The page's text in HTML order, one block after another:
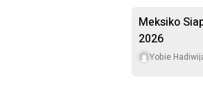
Meksiko
2026
Yobie